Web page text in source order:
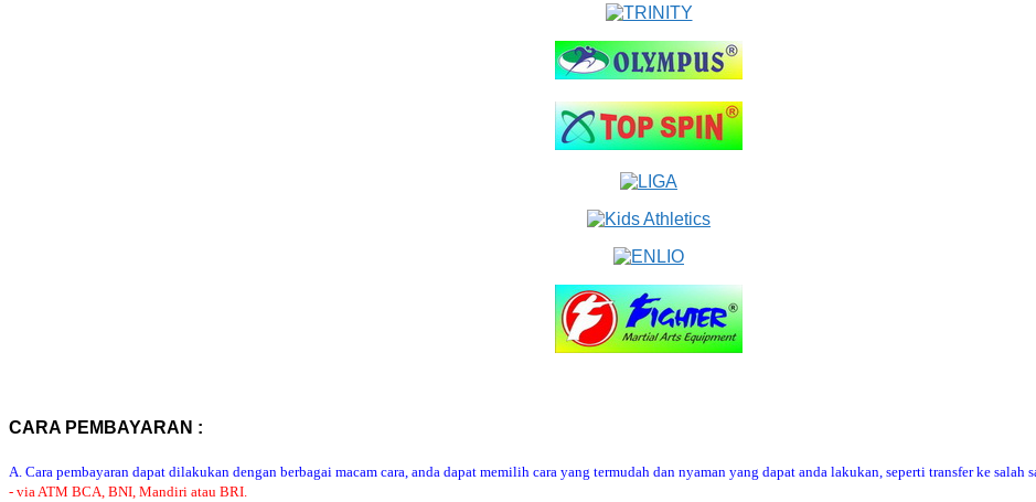
CARA PEMBAYARAN :
A. Cara pembayaran dapat dilakukan dengan berbagai macam cara, anda dapat memilih cara yang termudah dan nyaman yang dapat anda lakukan, seperti transfer ke salah
- via ATM BCA, BNI, Mandiri atau BRI.